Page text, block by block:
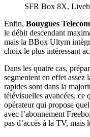
SFR Box 8X,
Enfin, Bouygues Telecom
le débit descendant
mais la BBox Ultym
choix le plus intéressant
Dans les quatre cas,
segmentent en effet assez
rapides sont dans la
télévisuelles avancées, ce
opérateur qui propose
avec l’abonnement
pas d’accès à la TV, mais